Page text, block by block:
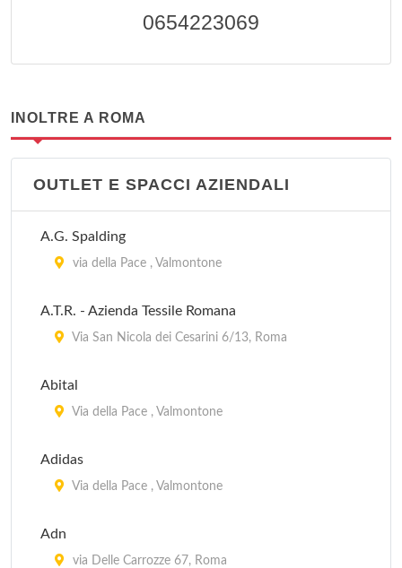
0654223069
INOLTRE A ROMA
OUTLET E SPACCI AZIENDALI
A.G. Spalding
via della Pace , Valmontone
A.T.R. - Azienda Tessile Romana
Via San Nicola dei Cesarini 6/13, Roma
Abital
Via della Pace , Valmontone
Adidas
Via della Pace , Valmontone
Adn
via Delle Carrozze 67, Roma